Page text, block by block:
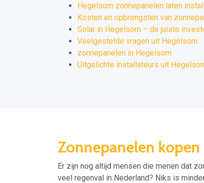
Hegelsom zonnepanelen laten
Kosten en opbrengsten van
Solar in Hegelsom – de juiste
Veelgestelde vragen uit Hegelsom
zonnepanelen in Hegelsom
Uitgelichte installateurs uit
Zonnepanelen
Er zijn nog altijd mensen die menen dat
veel regenval in Nederland? Niks is